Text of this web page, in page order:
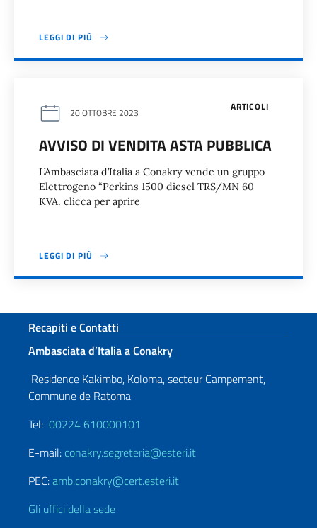
LEGGI DI PIÙ
ARTICOLI
20 OTTOBRE 2023
AVVISO DI VENDITA ASTA PUBBLICA
L’Ambasciata d’Italia a Conakry vende un gruppo
Elettrogeno “Perkins 1500 diesel TRS/MN 60
KVA. clicca per aprire
LEGGI DI PIÙ
Paginazione
Sezione footer
Recapiti e Contatti
Ambasciata d’Italia a Conakry
Residence Kakimbo, Koloma, secteur Campement,
Commune de Ratoma
Tel: 00224 610000101
E-mail: conakry.segreteria@esteri.it
PEC:amb.conakry@cert.esteri.it
Gli uffici della sede